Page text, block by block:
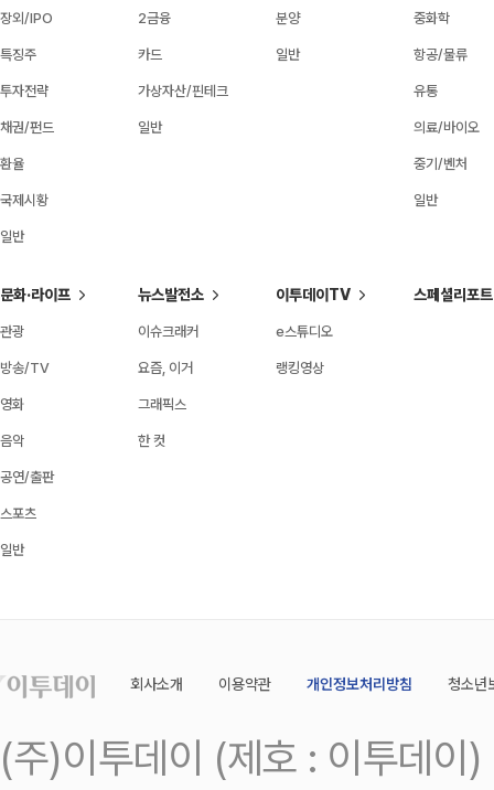
장외/IPO
특징주
투자전략
채권/펀드
환율
국제시황
일반
2금융
카드
가상자산/핀테크
일반
분양
일반
중화학
항공/물류
유통
의료/바이오
중기/벤처
일반
문화·라이프
관광
방송/TV
영화
음악
공연/출판
스포츠
일반
뉴스발전소
이슈크래커
요즘, 이거
그래픽스
한 컷
이투데이TV
e스튜디오
랭킹영상
스페셜리포트
회사소개 이용약관 개인정보처리방침 청소년
(주)이투데이 (제호 : 이투데